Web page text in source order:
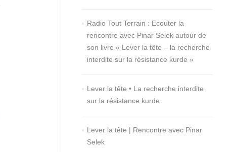
Radio Tout Terrain : Ecouter la
rencontre avec Pinar Selek autour de
son livre « Lever la tête – la recherche
interdite sur la résistance kurde »
Lever la tête • La recherche interdite
sur la résistance kurde
Lever la tête | Rencontre avec Pinar
Selek